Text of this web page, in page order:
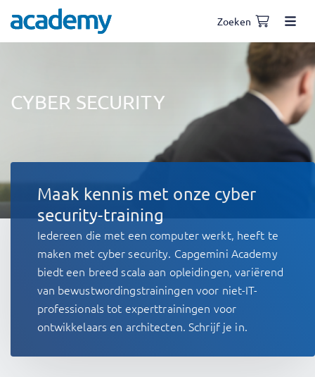
Zoeken
CYBER SECURITY
Maak kennis met onze cyber
security-training
Iedereen die met een computer werkt, heeft te
maken met cyber security. Capgemini Academy
biedt een breed scala aan opleidingen, variërend
van bewustwordingstrainingen voor niet-IT-
professionals tot experttrainingen voor
ontwikkelaars en architecten. Schrijf je in.